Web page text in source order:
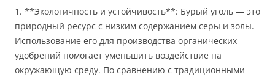
1. **Экологичность и устойчивость**: Бурый уголь — это
природный ресурс с низким содержанием серы и золы.
Использование его для производства органических
удобрений помогает уменьшить воздействие на
окружающую среду. По сравнению с традиционными